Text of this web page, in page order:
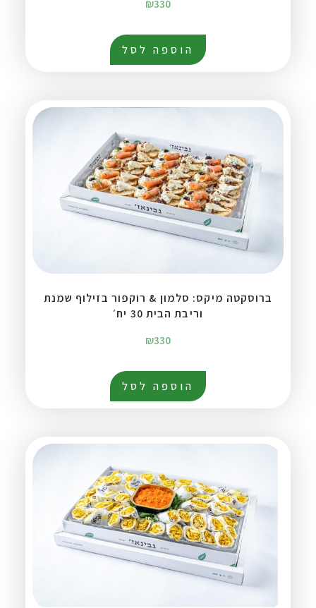
₪330
הוספה לסל
ברוסקטה מיקס: סלמון & רוקפור בזילוף שמנת
וריבת הבית 30 יח׳
₪330
הוספה לסל